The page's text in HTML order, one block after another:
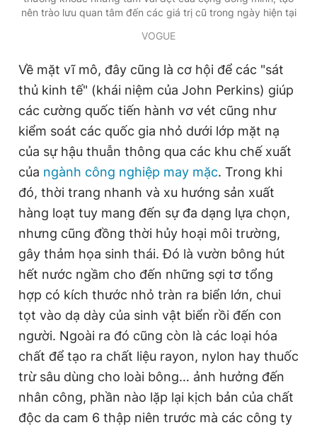
nên trào lưu quan tâm đến các giá trị cũ trong ngày hiện tại
VOGUE
Về mặt vĩ mô, đây cũng là cơ hội để các "sát
thủ kinh tế" (khái niệm của John Perkins) giúp
các cường quốc tiến hành vơ vét cũng như
kiểm soát các quốc gia nhỏ dưới lớp mặt nạ
của sự hậu thuẫn thông qua các khu chế xuất
của ngành công nghiệp may mặc. Trong khi
đó, thời trang nhanh và xu hướng sản xuất
hàng loạt tuy mang đến sự đa dạng lựa chọn,
nhưng cũng đồng thời hủy hoại môi trường,
gây thảm họa sinh thái. Đó là vườn bông hút
hết nước ngầm cho đến những sợi tơ tổng
hợp có kích thước nhỏ tràn ra biển lớn, chui
tọt vào dạ dày của sinh vật biển rồi đến con
người. Ngoài ra đó cũng còn là các loại hóa
chất để tạo ra chất liệu rayon, nylon hay thuốc
trừ sâu dùng cho loài bông… ảnh hưởng đến
nhân công, phần nào lặp lại kịch bản của chất
độc da cam 6 thập niên trước mà các công ty